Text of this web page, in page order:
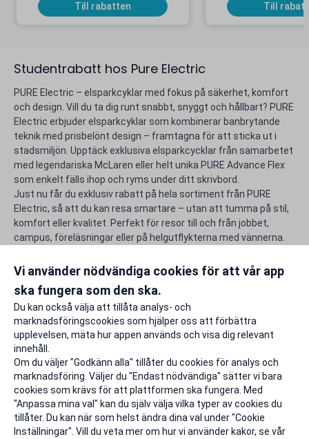
Studentrabatt hos Pure Electric
PURE Electric – elsparkcyklar med fokus på säkerhet, komfort
och design. Vill du ta dig runt snabbt, snyggt och hållbart? PURE
Electric erbjuder elsparkcyklar som kombinerar banbrytande
teknik med prisbelönt design – framtagna för att sticka ut i
stadsmiljön. Upptäck exklusiva elsparkcycklar från samarbetet
med legendariska McLaren eller helt unika PURE Advance Flex
som enkelt fälls ihop och ryms under ditt skrivbord.
Just nu får du exklusiv rabatt på hela sortiment från PURE
Electric, så att du kan resa smartare – utan att tumma på stil,
komfort eller kvalitet. Perfekt för resor till och från jobbet,
campus, föreläsningar eller på helgutflykterna med vännerna.
studentlivet lite rikare.
Rapportera ett problem
Till rabatten
Till
Vi använder nödvändiga cookies för att vår app
ska fungera som den ska.
Du kan också välja att tillåta analys- och
marknadsföringscookies som hjälper oss att förbättra
upplevelsen, mäta hur appen används och visa dig relevant
innehåll.
Om du väljer "Godkänn alla" tillåter du cookies för analys och
marknadsföring. Väljer du "Endast nödvändiga" sätter vi bara
cookies som krävs för att plattformen ska fungera. Med
"Anpassa mina val" kan du själv välja vilka typer av cookies du
tillåter. Du kan när som helst ändra dina val under "Cookie
Inställningar". Vill du veta mer om hur vi använder kakor, se vår